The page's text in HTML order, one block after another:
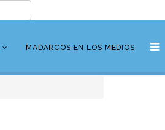
MADARCOS EN LOS MEDIOS